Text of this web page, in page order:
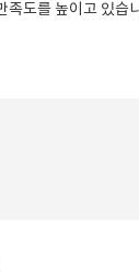
족도를 높이고 있습